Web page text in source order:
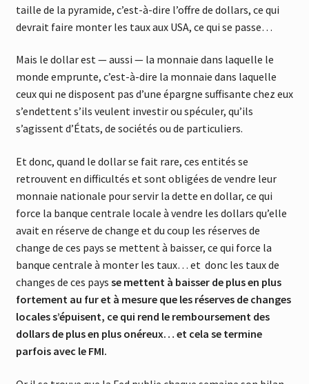
taille de la pyramide, c’est-à-dire l’offre de dollars, ce qui
devrait faire monter les taux aux USA, ce qui se passe…
Mais le dollar est — aussi — la monnaie dans laquelle le
monde emprunte, c’est-à-dire la monnaie dans laquelle
ceux qui ne disposent pas d’une épargne suffisante chez eux
s’endettent s’ils veulent investir ou spéculer, qu’ils
s’agissent d’États, de sociétés ou de particuliers.
Et donc, quand le dollar se fait rare, ces entités se
retrouvent en difficultés et sont obligées de vendre leur
monnaie nationale pour servir la dette en dollar, ce qui
force la banque centrale locale à vendre les dollars qu’elle
avait en réserve de change et du coup les réserves de
change de ces pays se mettent à baisser, ce qui force la
banque centrale à monter les taux… et donc les taux de
changes de ces pays se mettent à baisser de plus en plus
fortement au fur et à mesure que les réserves de changes
locales s’épuisent, ce qui rend le remboursement des
dollars de plus en plus onéreux… et cela se termine
parfois avec le FMI.